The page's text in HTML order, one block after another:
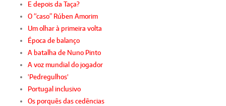
E depois da Taça?
O “caso” Rúben Amorim
Um olhar à primeira volta
Época de balanço
A batalha de Nuno Pinto
A voz mundial do jogador
'Pedregulhos'
Portugal inclusivo
Os porquês das cedências